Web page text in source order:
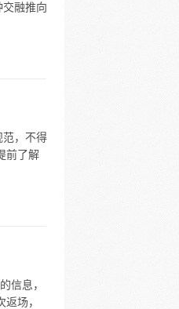
融推向
范，不得
前了解
信息，
场，